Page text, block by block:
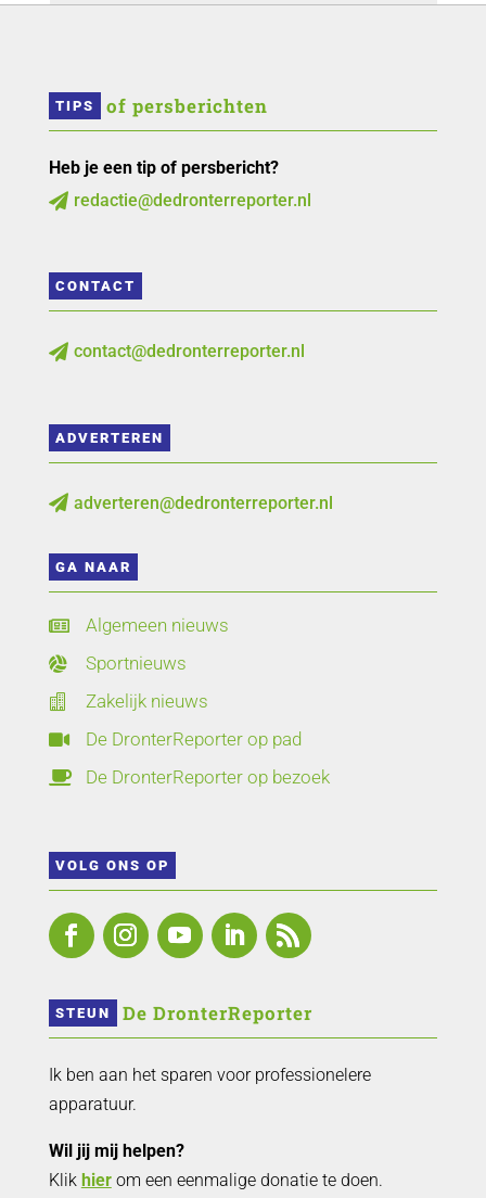
TIPS of persberichten
Heb je een tip of persbericht?
 redactie@dedronterreporter.nl
CONTACT
 contact@dedronterreporter.nl
ADVERTEREN
 adverteren@dedronterreporter.nl
GA NAAR
 Algemeen nieuws
 Sportnieuws
 Zakelijk nieuws
 De DronterReporter op pad
 De DronterReporter op bezoek
VOLG ONS OP
STEUN De DronterReporter
Ik ben aan het sparen voor professionelere
apparatuur.
Wil jij mij helpen?
Klik hierom een eenmalige donatie te doen.